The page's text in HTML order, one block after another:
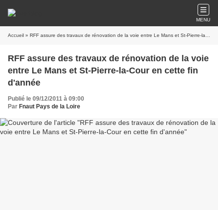
MENU
Accueil » RFF assure des travaux de rénovation de la voie entre Le Mans et St-Pierre-la-Cour en cette fin d'année
RFF assure des travaux de rénovation de la voie
entre Le Mans et St-Pierre-la-Cour en cette fin
d'année
Publié le 09/12/2011 à 09:00
Par Fnaut Pays de la Loire